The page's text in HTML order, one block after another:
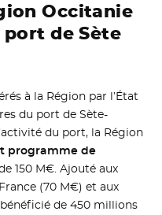
Occitanie
de Sète
à la Région par l’État
du port de Sète-
du port, la Région
programme de
150 M€. Ajouté aux
(70 M€) et aux
de 450 millions